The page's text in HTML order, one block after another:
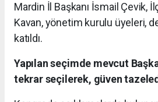
Mardin İl Başkanı İsmail Çevik,
Kavan, yönetim kurulu üyeleri,
katıldı.
Yapılan seçimde mevcut
tekrar seçilerek, güven